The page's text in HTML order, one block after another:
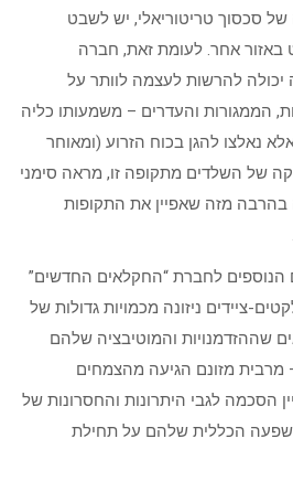
סכסוך טריטוריאלי, יש לשבט
באזור אחר. לעומת זאת, חברה
להרשות לעצמה לוותר על
הממגורות והעדרים – משמעותו כליה
נאלצו להגן בכוח הזרוע (ומאוחר
של השלדים מתקופה זו, מראה סימני
בהרבה מזה שאפיין את התקופות
הנוספים לחברת “החקלאים החדשים”
ציידים ניזונה מכמויות גדולות של
שההזדמנויות והמוטיבציה שלהם
מרבית מזונם הגיעה מהצמחים
הסכמה לגבי היתרונות והחסרונות של
הכללית שלהם על תחילת